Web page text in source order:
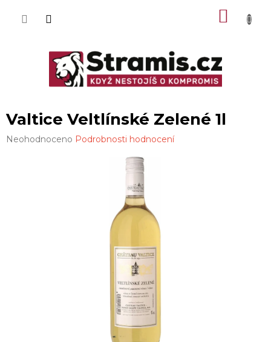
Valtice Veltlínské Zelené 1l
Průměrné
Neohodnoceno Podrobnosti hodnocení